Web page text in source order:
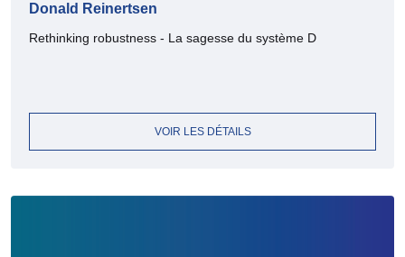
Donald Reinertsen
Rethinking robustness - La sagesse du système D
VOIR LES DÉTAILS